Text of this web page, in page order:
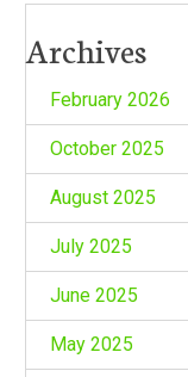
Archives
February 2026
October 2025
August 2025
July 2025
June 2025
May 2025